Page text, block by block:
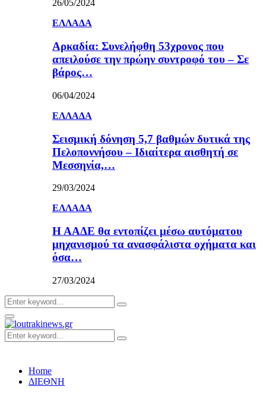
26/05/2024
ΕΛΛΑΔΑ
Αρκαδία: Συνελήφθη 53χρονος που
απειλούσε την πρώην συντροφό του – Σε
βάρος…
06/04/2024
ΕΛΛΑΔΑ
Σεισμική δόνηση 5,7 βαθμών δυτικά της
Πελοποννήσου – Ιδιαίτερα αισθητή σε
Μεσσηνία,…
29/03/2024
ΕΛΛΑΔΑ
Η ΑΑΔΕ θα εντοπίζει μέσω αυτόματου
μηχανισμού τα ανασφάλιστα οχήματα και
όσα…
27/03/2024
Search
for:
Search
Primary
Menu
Search
for:
Search
Home
ΔΙΕΘΝΗ